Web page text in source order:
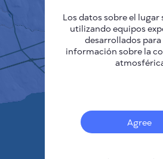
Los datos sobre el
utilizando equipos
desarrollados
información sobre la
Agree